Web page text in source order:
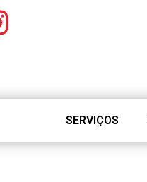
SERVIÇOS